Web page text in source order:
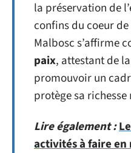
la préservation de
confins du coeur
Malbosc s’affirme
paix, attestant de
promouvoir un
protège sa
Lire également :
activités à faire